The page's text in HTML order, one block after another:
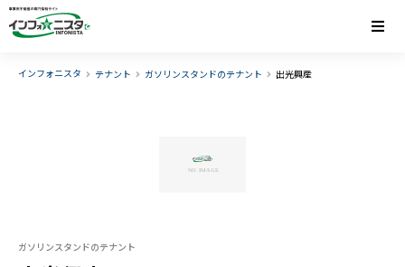
インフォニスタ テナント ガソリンスタンドのテナント 出光興産
ガソリンスタンドのテナント